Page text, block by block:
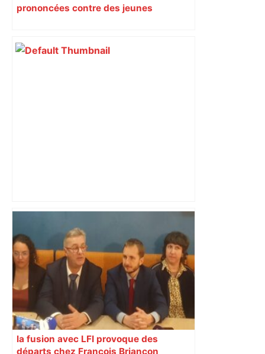
prononcées contre des jeunes
Bilan du marché du logement neuf :
une lueur d'espoir pour l'immobilier à
Toulouse ? – Actu.fr
la fusion avec LFI provoque des
départs chez François Briançon